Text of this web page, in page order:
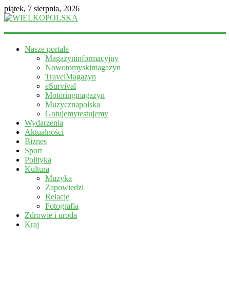
piątek, 7 sierpnia, 2026
WIELKOPOLSKA
informacyjny
Nasze portale
Magazyninformacyjny
Nowotomyskimagazyn
TravelMagazyn
eSurvival
Motoringmagazyn
Muzycznapolska
Gotujemytestujemy
Wydarzenia
Aktualności
Biznes
Sport
Polityka
Kultura
Muzyka
Zapowiedzi
Relacje
Fotografia
Zdrowie i uroda
Kraj